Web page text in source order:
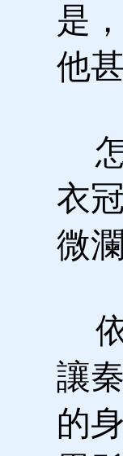
是
他
怎
衣
微
依
讓
的